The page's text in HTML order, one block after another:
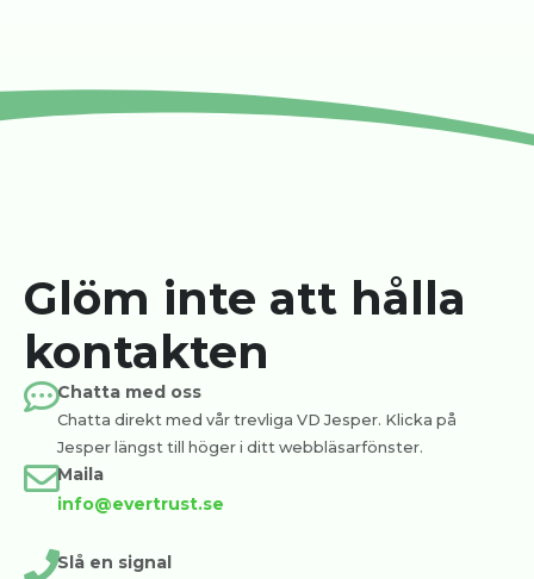
Glöm inte att hålla
kontakten
Chatta med oss
Chatta direkt med vår trevliga VD Jesper. Klicka på
Jesper längst till höger i ditt webbläsarfönster.
Maila
info@evertrust.se
Slå en signal